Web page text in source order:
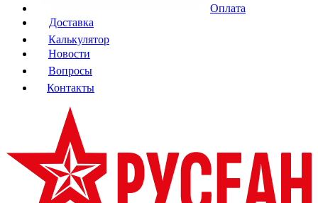
Оплата
Доставка
Калькулятор
Новости
Вопросы
Контакты